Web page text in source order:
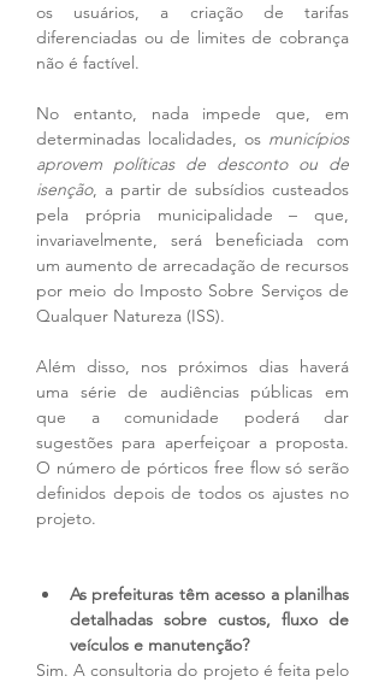
os usuários, a criação de tarifas
diferenciadas ou de limites de cobrança
não é factível.
No entanto, nada impede que, em
determinadas localidades, os municípios
aprovem políticas de desconto ou de
isenção, a partir de subsídios custeados
pela própria municipalidade – que,
invariavelmente, será beneficiada com
um aumento de arrecadação de recursos
por meio do Imposto Sobre Serviços de
Qualquer Natureza (ISS).
Além disso, nos próximos dias haverá
uma série de audiências públicas em
que a comunidade poderá dar
sugestões para aperfeiçoar a proposta.
O número de pórticos free flow só serão
definidos depois de todos os ajustes no
projeto.
As prefeituras têm acesso a planilhas
detalhadas sobre custos, fluxo de
veículos e manutenção?
Sim. A consultoria do projeto é feita pelo